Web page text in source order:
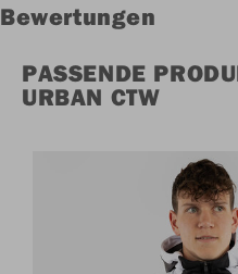
Bewertungen
PASSENDE
URBAN CTW